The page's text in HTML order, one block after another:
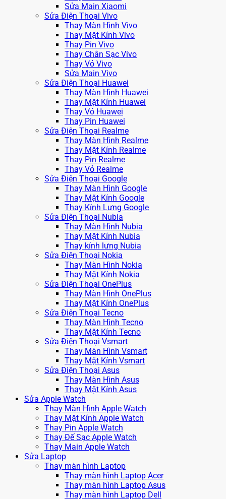
Sửa Main Xiaomi
Sửa Điện Thoại Vivo
Thay Màn Hình Vivo
Thay Mặt Kính Vivo
Thay Pin Vivo
Thay Chân Sạc Vivo
Thay Vỏ Vivo
Sửa Main Vivo
Sửa Điện Thoại Huawei
Thay Màn Hình Huawei
Thay Mặt Kính Huawei
Thay Vỏ Huawei
Thay Pin Huawei
Sửa Điện Thoại Realme
Thay Màn Hình Realme
Thay Mặt Kính Realme
Thay Pin Realme
Thay Vỏ Realme
Sửa Điện Thoại Google
Thay Màn Hình Google
Thay Mặt Kính Google
Thay Kính Lưng Google
Sửa Điện Thoại Nubia
Thay Màn Hình Nubia
Thay Mặt Kính Nubia
Thay kính lưng Nubia
Sửa Điện Thoại Nokia
Thay Màn Hình Nokia
Thay Mặt Kính Nokia
Sửa Điện Thoại OnePlus
Thay Màn Hình OnePlus
Thay Mặt Kính OnePlus
Sửa Điện Thoại Tecno
Thay Màn Hình Tecno
Thay Mặt Kính Tecno
Sửa Điện Thoại Vsmart
Thay Màn Hình Vsmart
Thay Mặt Kính Vsmart
Sửa Điện Thoại Asus
Thay Màn Hình Asus
Thay Mặt Kính Asus
Sửa Apple Watch
Thay Màn Hình Apple Watch
Thay Mặt Kính Apple Watch
Thay Pin Apple Watch
Thay Đế Sạc Apple Watch
Thay Main Apple Watch
Sửa Laptop
Thay màn hình Laptop
Thay màn hình Laptop Acer
Thay màn hình Laptop Asus
Thay màn hình Laptop Dell